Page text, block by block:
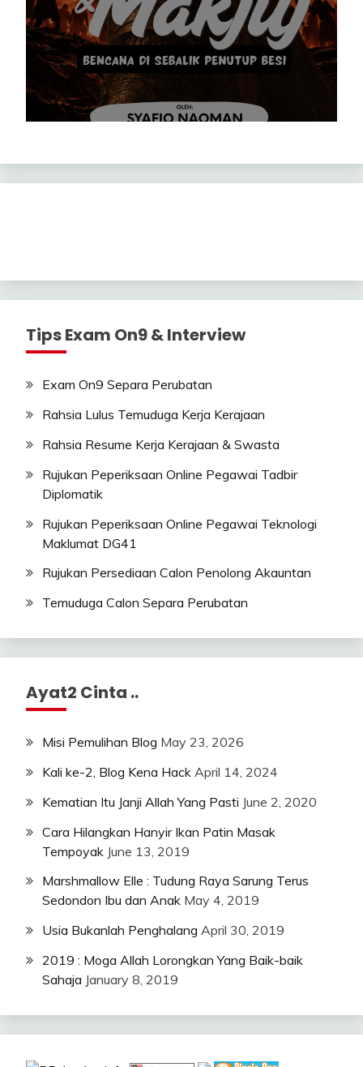
Tips Exam On9 & Interview
Exam On9 Separa Perubatan
Rahsia Lulus Temuduga Kerja Kerajaan
Rahsia Resume Kerja Kerajaan & Swasta
Rujukan Peperiksaan Online Pegawai Tadbir
Diplomatik
Rujukan Peperiksaan Online Pegawai Teknologi
Maklumat DG41
Rujukan Persediaan Calon Penolong Akauntan
Temuduga Calon Separa Perubatan
Ayat2 Cinta ..
Misi Pemulihan Blog May 23, 2026
Kali ke-2, Blog Kena Hack April 14, 2024
Kematian Itu Janji Allah Yang Pasti June 2, 2020
Cara Hilangkan Hanyir Ikan Patin Masak
Tempoyak June 13, 2019
Marshmallow Elle : Tudung Raya Sarung Terus
Sedondon Ibu dan Anak May 4, 2019
Usia Bukanlah Penghalang April 30, 2019
2019 : Moga Allah Lorongkan Yang Baik-baik
Sahaja January 8, 2019